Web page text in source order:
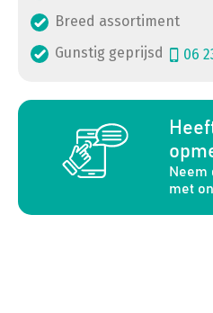
Breed assortiment
Gunstig geprijsd
06
Neem
met
a